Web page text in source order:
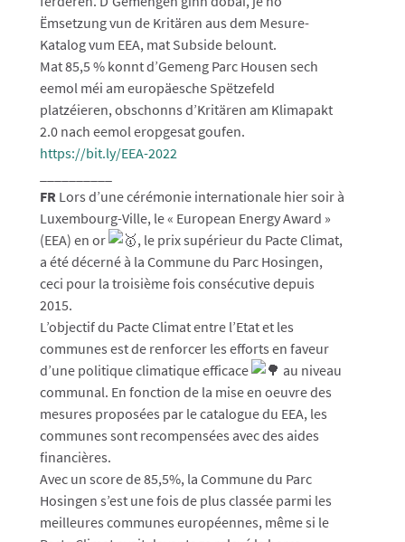
Ëmsetzung vun de Kritären aus dem Mesure-
Katalog vum EEA, mat Subside belount.
Mat 85,5 % konnt d’Gemeng Parc Housen sech
eemol méi am europäesche Spëtzefeld
platzéieren, obschonns d’Kritären am Klimapakt
2.0 nach eemol eropgesat goufen.
https://bit.ly/EEA-2022
FR Lors d’une cérémonie internationale hier soir à
Luxembourg-Ville, le « European Energy Award »
(EEA) en or
, le prix supérieur du Pacte Climat,
a été décerné à la Commune du Parc Hosingen,
ceci pour la troisième fois consécutive depuis
2015.
L’objectif du Pacte Climat entre l’Etat et les
communes est de renforcer les efforts en faveur
d’une politique climatique efficace
au niveau
communal. En fonction de la mise en oeuvre des
mesures proposées par le catalogue du EEA, les
communes sont recompensées avec des aides
financières.
Avec un score de 85,5%, la Commune du Parc
Hosingen s’est une fois de plus classée parmi les
meilleures communes européennes, même si le